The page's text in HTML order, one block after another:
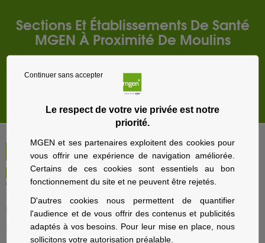
Le respect de votre vie privée est notre
priorité.
MGEN et ses partenaires exploitent des cookies pour
vous offrir une expérience de navigation améliorée.
Certains de ces cookies sont essentiels au bon
fonctionnement du site et ne peuvent être rejetés.
D'autres cookies nous permettent de quantifier
l'audience et de vous offrir des contenus et publicités
adaptés à vos besoins. Pour leur mise en place, nous
sollicitons votre autorisation préalable.
Continuer sans accepter
Sections Et Établissements De Santé
MGEN À Proximité De Moulins
Particuliers
Nos offres santé et prévoyance